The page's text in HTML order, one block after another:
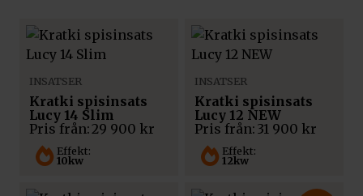
Effekt:
10kw
INSATSER
Kratki spisinsats
Lucy 14 Slim
Pris från:29 900 kr
Effekt:
12kw
INSATSER
Kratki spisinsats
Lucy 12 NEW
Pris från: 31 900 kr